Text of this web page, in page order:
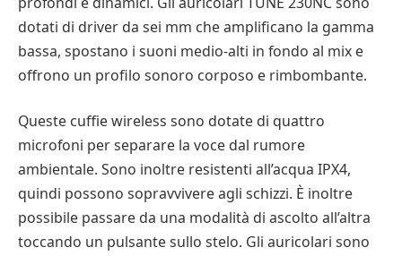
dotati di driver da sei mm che amplificano la gamma
bassa, spostano i suoni medio-alti in fondo al mix e
offrono un profilo sonoro corposo e rimbombante.
Queste cuffie wireless sono dotate di quattro
microfoni per separare la voce dal rumore
ambientale. Sono inoltre resistenti all’acqua IPX4,
quindi possono sopravvivere agli schizzi. È inoltre
possibile passare da una modalità di ascolto all’altra
toccando un pulsante sullo stelo. Gli auricolari sono